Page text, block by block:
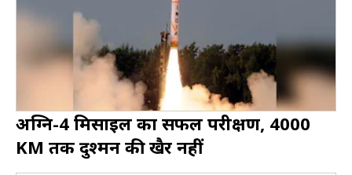
अग्नि-4 मिसाइल का सफल परीक्षण, 4000
KM तक दुश्मन की खैर नहीं